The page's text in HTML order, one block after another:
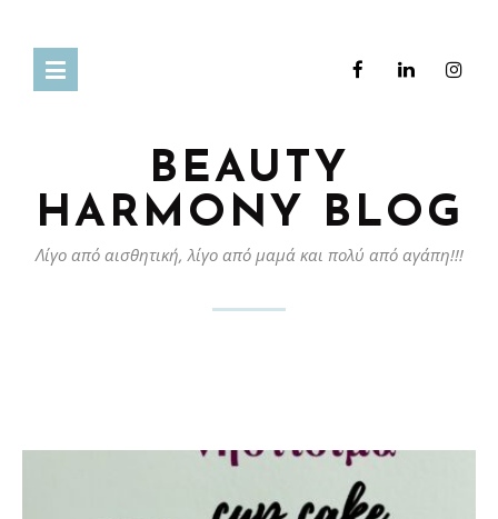
BEAUTY
HARMONY BLOG
Λίγο από αισθητική, λίγο από μαμά και πολύ από αγάπη!!!